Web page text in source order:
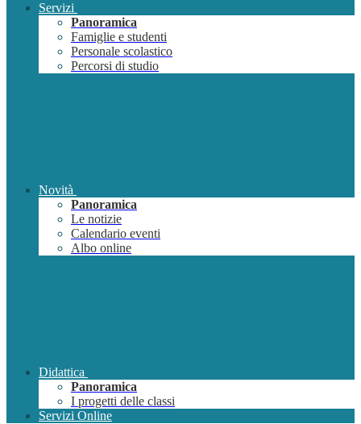
Servizi
Panoramica
Famiglie e studenti
Personale scolastico
Percorsi di studio
Novità
Panoramica
Le notizie
Calendario eventi
Albo online
Didattica
Panoramica
I progetti delle classi
Servizi Online